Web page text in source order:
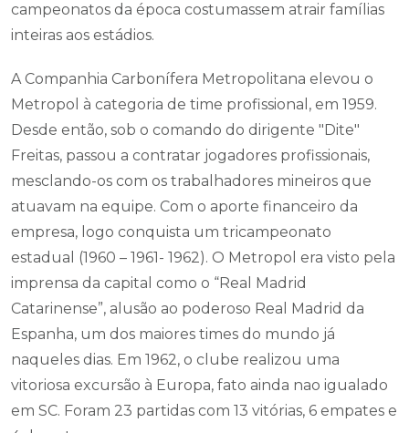
campeonatos da época costumassem atrair famílias
inteiras aos estádios.
A Companhia Carbonífera Metropolitana elevou o
Metropol à categoria de time profissional, em 1959.
Desde então, sob o comando do dirigente "Dite"
Freitas, passou a contratar jogadores profissionais,
mesclando-os com os trabalhadores mineiros que
atuavam na equipe. Com o aporte financeiro da
empresa, logo conquista um tricampeonato
estadual (1960 – 1961- 1962). O Metropol era visto pela
imprensa da capital como o “Real Madrid
Catarinense”, alusão ao poderoso Real Madrid da
Espanha, um dos maiores times do mundo já
naqueles dias. Em 1962, o clube realizou uma
vitoriosa excursão à Europa, fato ainda nao igualado
em SC. Foram 23 partidas com 13 vitórias, 6 empates e